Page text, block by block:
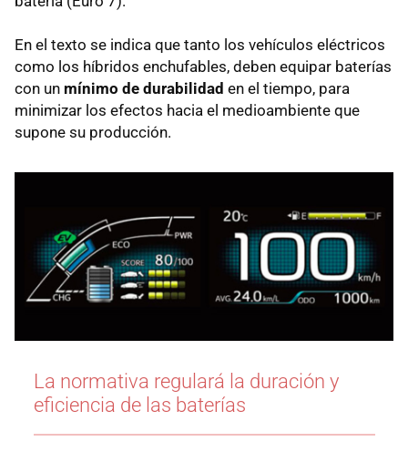
En el texto se indica que tanto los vehículos eléctricos
como los híbridos enchufables, deben equipar baterías
con un mínimo de durabilidad en el tiempo, para
minimizar los efectos hacia el medioambiente que
supone su producción.
La normativa regulará la duración y
eficiencia de las baterías